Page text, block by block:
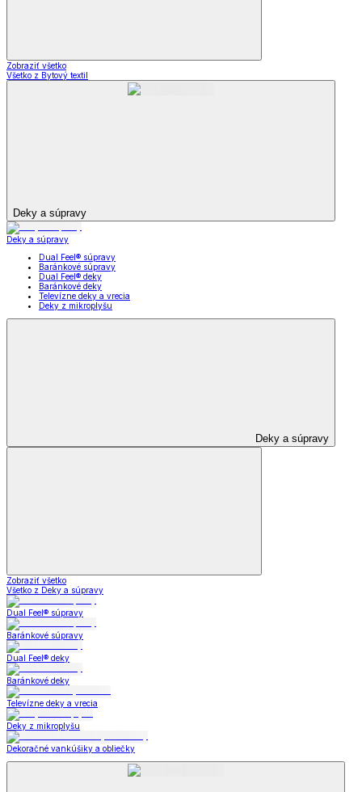
Zobraziť všetko
Všetko z Bytový textil
Deky a súpravy
Deky a súpravy
Dual Feel® súpravy
Baránkové súpravy
Dual Feel® deky
Baránkové deky
Televízne deky a vrecia
Deky z mikroplyšu
Deky a súpravy
Zobraziť všetko
Všetko z Deky a súpravy
Dual Feel® súpravy
Baránkové súpravy
Dual Feel® deky
Baránkové deky
Televízne deky a vrecia
Deky z mikroplyšu
Dekoračné vankúšiky a obliečky